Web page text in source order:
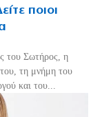
ποιοι
του Σωτήρος, η
τη μνήμη του
και του...